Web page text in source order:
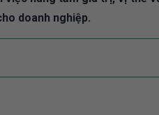
doanh nghiệp.